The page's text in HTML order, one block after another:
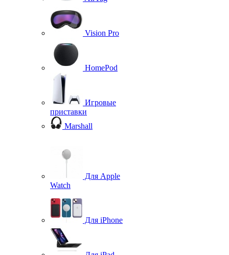
Vision Pro
HomePod
Игровые
приставки
Marshall
Для Apple
Watch
Для iPhone